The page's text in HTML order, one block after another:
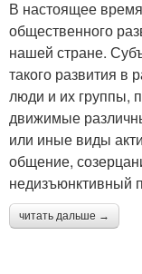
В настоящее
общественного
нашей стране.
такого развития в
люди и их группы,
движимые
или иные виды
общение,
недизъюнктивный
читать дальше →